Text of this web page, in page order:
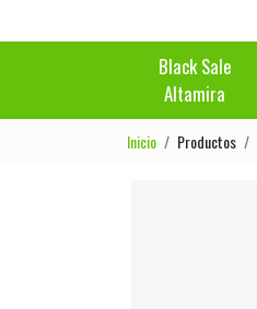
Black Sale
Altamira
Inicio Productos